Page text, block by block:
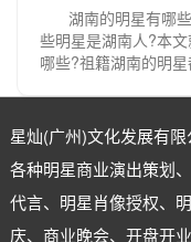
湖南的明星有哪
些明星是湖南人?本
哪些?祖籍湖南的明
星灿(广州)文化发展有
各种明星商业演出策划
代言、明星肖像授权、
庆、商业晚会、开盘开